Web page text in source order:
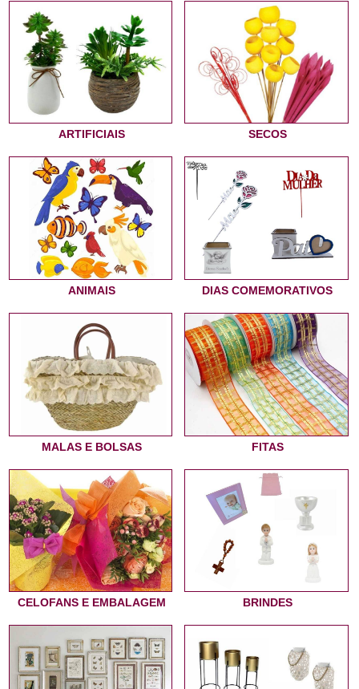
ARTIFICIAIS SECOS
ANIMAIS DIAS COMEMORATIVOS
MALAS E BOLSAS FITAS
CELOFANS E EMBALAGEM BRINDES